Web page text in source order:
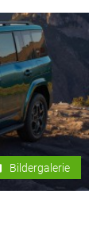
Bildergalerie